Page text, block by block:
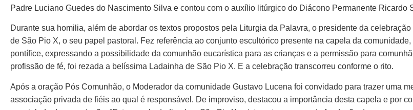
Padre Luciano Guedes do Nascimento Silva e contou com o auxílio litúrgico do Diácono Permanente Ricardo
Durante sua homilia, além de abordar os textos propostos pela Liturgia da Palavra, o presidente da
de São Pio X, o seu papel pastoral. Fez referência ao conjunto escultórico presente na capela da
pontífice, expressando a possibilidade da comunhão eucarística para as crianças e a permissão para
profissão de fé, foi rezada a belíssima Ladainha de São Pio X. E a celebração transcorreu conforme o rito.
Após a oração Pós Comunhão, o Moderador da comunidade Gustavo Lucena foi convidado para trazer uma
associação privada de fiéis ao qual é responsável. De improviso, destacou a importância desta capela e por